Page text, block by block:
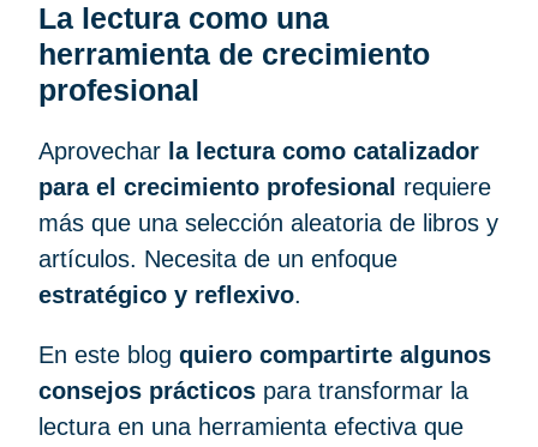
La lectura como una
herramienta de crecimiento
profesional
Aprovechar la lectura como catalizador
para el crecimiento profesional requiere
más que una selección aleatoria de libros y
artículos. Necesita de un enfoque
estratégico y reflexivo.
En este blog quiero compartirte algunos
consejos prácticos para transformar la
lectura en una herramienta efectiva que